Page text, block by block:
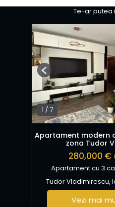
Te-ar putea
1 / 7
Previous
Apartament modern
zona Tudor
280,000 €
Apartament cu 3
Tudor Vladimirescu,
Vezi mai